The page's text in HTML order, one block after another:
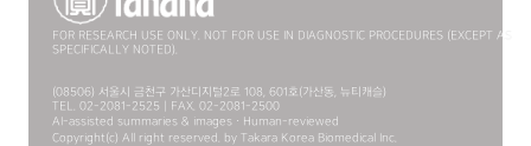
FOR RESEARCH USE ONLY. NOT FOR USE IN DIAGNOSTIC PROCEDURES (EXCEPT AS
SPECIFICALLY NOTED).
(08506) 서울시 금천구 가산디지털2로 108, 601호(가산동, 뉴티캐슬)
TEL. 02-2081-2525 | FAX. 02-2081-2500
AI-assisted summaries & images · Human-reviewed
Copyright(c) All right reserved. by Takara Korea Biomedical Inc.